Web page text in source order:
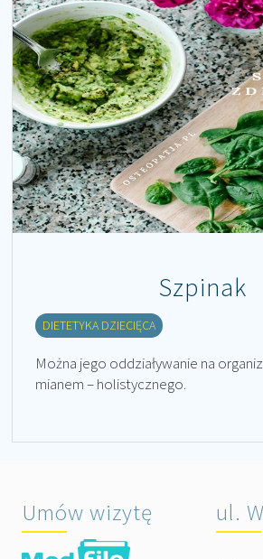
Szpinak
DIETETYKA DZIECIĘCA
Można jego oddziaływanie na
mianem – holistycznego.
Umów wizytę ul.